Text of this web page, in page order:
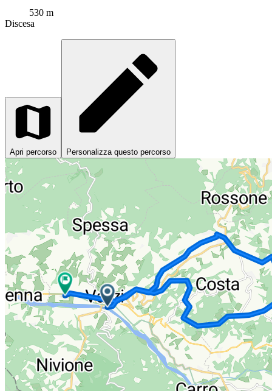
530 m
Discesa
Apri percorso Personalizza questo percorso